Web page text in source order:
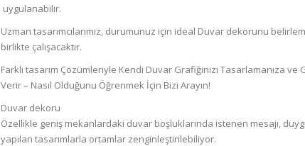
uygulanabilir.
Uzman tasarımcılarımız, durumunuz için ideal Duvar dekorunu
birlikte çalışacaktır.
Farklı tasarım Çözümleriyle Kendi Duvar Grafiğinizi Tasarlamanıza
Verir – Nasıl Olduğunu Öğrenmek İçin Bizi Arayın!
Duvar dekoru
Özellikle geniş mekanlardaki duvar boşluklarında istenen mesajı,
yapılan tasarımlarla ortamlar zenginleştirilebiliyor.